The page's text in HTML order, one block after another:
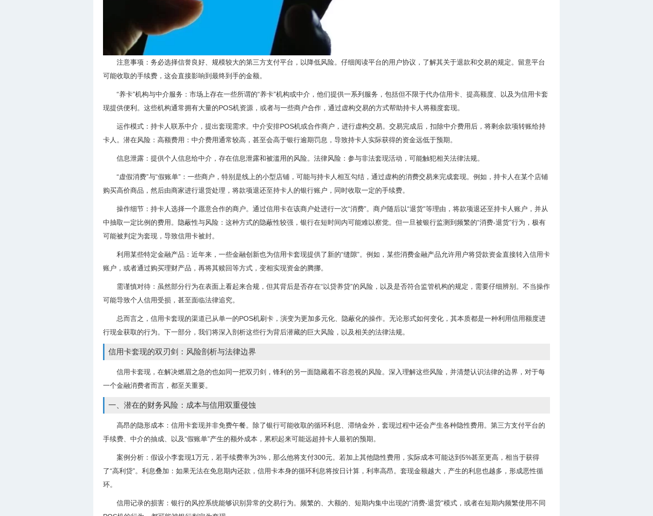
注意事项：务必选择信誉良好、规模较大的第三方支付平台，以降低风险。仔细阅读平台的用户协议，了解其关于退款和交易的规定。留意平台
可能收取的手续费，这会直接影响到最终到手的金额。
“养卡”机构与中介服务：市场上存在一些所谓的“养卡”机构或中介，他们提供一系列服务，包括但不限于代办信用卡、提高额度、以及为信用卡套
现提供便利。这些机构通常拥有大量的POS机资源，或者与一些商户合作，通过虚构交易的方式帮助持卡人将额度套现。
运作模式：持卡人联系中介，提出套现需求。中介安排POS机或合作商户，进行虚构交易。交易完成后，扣除中介费用后，将剩余款项转账给持
卡人。潜在风险：高额费用：中介费用通常较高，甚至会高于银行逾期罚息，导致持卡人实际获得的资金远低于预期。
信息泄露：提供个人信息给中介，存在信息泄露和被滥用的风险。法律风险：参与非法套现活动，可能触犯相关法律法规。
“虚假消费”与“假账单”：一些商户，特别是线上的小型店铺，可能与持卡人相互勾结，通过虚构的消费交易来完成套现。例如，持卡人在某个店铺
购买高价商品，然后由商家进行退货处理，将款项退还至持卡人的银行账户，同时收取一定的手续费。
操作细节：持卡人选择一个愿意合作的商户。通过信用卡在该商户处进行一次“消费”。商户随后以“退货”等理由，将款项退还至持卡人账户，并从
中抽取一定比例的费用。隐蔽性与风险：这种方式的隐蔽性较强，银行在短时间内可能难以察觉。但一旦被银行监测到频繁的“消费-退货”行为，极有
可能被判定为套现，导致信用卡被封。
利用某些特定金融产品：近年来，一些金融创新也为信用卡套现提供了新的“缝隙”。例如，某些消费金融产品允许用户将贷款资金直接转入信用卡
账户，或者通过购买理财产品，再将其赎回等方式，变相实现资金的腾挪。
需谨慎对待：虽然部分行为在表面上看起来合规，但其背后是否存在“以贷养贷”的风险，以及是否符合监管机构的规定，需要仔细辨别。不当操作
可能导致个人信用受损，甚至面临法律追究。
总而言之，信用卡套现的渠道已从单一的POS机刷卡，演变为更加多元化、隐蔽化的操作。无论形式如何变化，其本质都是一种利用信用额度进
行现金获取的行为。下一部分，我们将深入剖析这些行为背后潜藏的巨大风险，以及相关的法律法规。
信用卡套现的双刃剑：风险剖析与法律边界
信用卡套现，在解决燃眉之急的也如同一把双刃剑，锋利的另一面隐藏着不容忽视的风险。深入理解这些风险，并清楚认识法律的边界，对于每
一个金融消费者而言，都至关重要。
一、潜在的财务风险：成本与信用双重侵蚀
高昂的隐形成本：信用卡套现并非免费午餐。除了银行可能收取的循环利息、滞纳金外，套现过程中还会产生各种隐性费用。第三方支付平台的
手续费、中介的抽成、以及“假账单”产生的额外成本，累积起来可能远超持卡人最初的预期。
案例分析：假设小李套现1万元，若手续费率为3%，那么他将支付300元。若加上其他隐性费用，实际成本可能达到5%甚至更高，相当于获得
了“高利贷”。利息叠加：如果无法在免息期内还款，信用卡本身的循环利息将按日计算，利率高昂。套现金额越大，产生的利息也越多，形成恶性循
环。
信用记录的损害：银行的风控系统能够识别异常的交易行为。频繁的、大额的、短期内集中出现的“消费-退货”模式，或者在短期内频繁使用不同